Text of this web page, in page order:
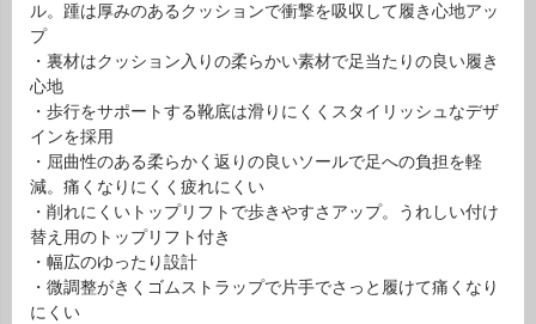
ル。踵は厚みのあるクッションで衝撃を吸収して履き心地アッ
プ
・裏材はクッション入りの柔らかい素材で足当たりの良い履き
心地
・歩行をサポートする靴底は滑りにくくスタイリッシュなデザ
インを採用
・屈曲性のある柔らかく返りの良いソールで足への負担を軽
減。痛くなりにくく疲れにくい
・削れにくいトップリフトで歩きやすさアップ。うれしい付け
替え用のトップリフト付き
・幅広のゆったり設計
・微調整がきくゴムストラップで片手でさっと履けて痛くなり
にくい